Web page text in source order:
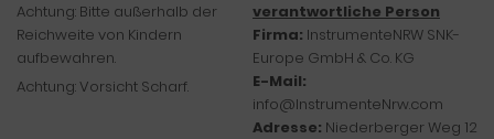
Achtung: Bitte außerhalb der
Reichweite von Kindern
aufbewahren.
verantwortliche Person
Firma: InstrumenteNRW SNK-
Europe GmbH & Co. KG
E-Mail:
info@InstrumenteNrw.com
Adresse: Niederberger Weg 12
Achtung: Vorsicht Scharf.